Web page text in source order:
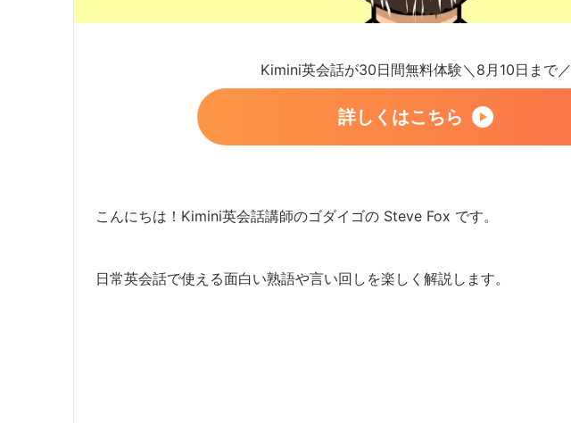
Kimini英会話が30日間無料体験＼8月10日まで／
詳しくはこちら
こんにちは！Kimini英会話講師のゴダイゴの Steve Fox です。
日常英会話で使える面白い熟語や言い回しを楽しく解説します。